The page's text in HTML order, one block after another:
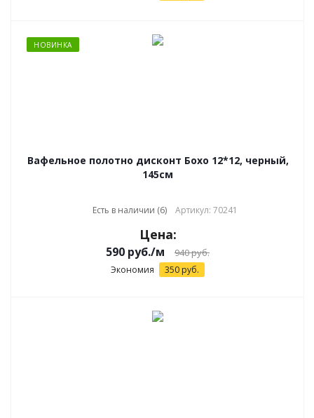
НОВИНКА
Вафельное полотно дисконт Бохо 12*12, черный,
145см
Есть в наличии (6) Артикул: 70241
Цена:
590 руб./м 940руб.
Экономия 350 руб.